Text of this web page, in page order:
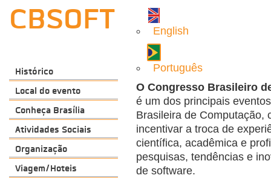
CBSOFT
Histórico
Local do evento
Conheça Brasília
Atividades Sociais
Organização
Viagem/Hoteis
English
Português
O Congresso Brasileiro
é um dos principais
Brasileira de Computação,
incentivar a troca de
científica, acadêmica e
pesquisas, tendências e
de software.